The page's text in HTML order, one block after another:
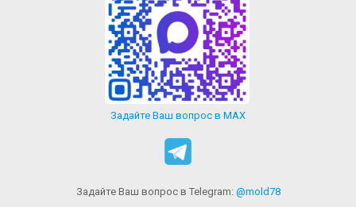
Задайте Ваш вопрос в MAX
Задайте Ваш вопрос в Telegram: @mold78